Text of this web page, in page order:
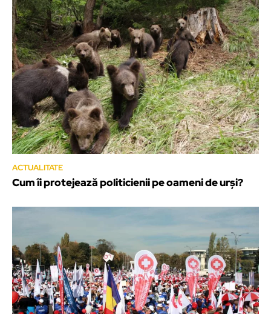
ACTUALITATE
Cum îi protejează politicienii pe oameni de urși?